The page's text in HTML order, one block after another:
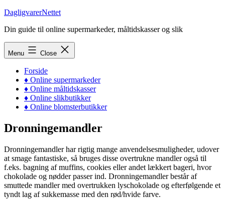
Skip
content
DagligvarerNettet
Din guide til online supermarkeder, måltidskasser og slik
Menu Close
Forside
♦ Online supermarkeder
♦ Online måltidskasser
♦ Online slikbutikker
♦ Online blomsterbutikker
Dronningemandler
Dronningemandler har rigtig mange anvendelsesmuligheder, udover
at smage fantastiske, så bruges disse overtrukne mandler også til
f.eks. bagning af muffins, cookies eller andet lækkert bageri, hvor
chokolade og nødder passer ind. Dronningemandler består af
smuttede mandler med overtrukken lyschokolade og efterfølgende et
tyndt lag af sukkemasse med den rød/hvide farve.